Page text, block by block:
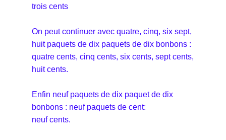
trois cents
On peut continuer avec quatre, cinq, six sept,
huit paquets de dix paquets de dix bonbons :
quatre cents, cinq cents, six cents, sept cents,
huit cents.
Enfin neuf paquets de dix paquet de dix
bonbons : neuf paquets de cent:
neuf cents.